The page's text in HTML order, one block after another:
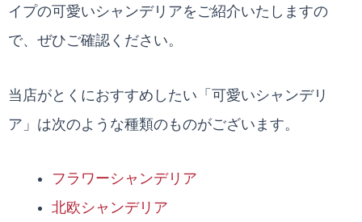
イプの可愛いシャンデリアをご紹介いたしますの
で、ぜひご確認ください。
当店がとくにおすすめしたい「可愛いシャンデリ
ア」は次のような種類のものがございます。
フラワーシャンデリア
北欧シャンデリア